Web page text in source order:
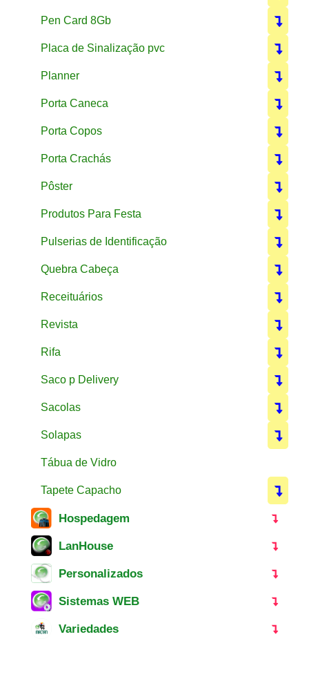
Pen Card 8Gb
Placa de Sinalização pvc
Planner
Porta Caneca
Porta Copos
Porta Crachás
Pôster
Produtos Para Festa
Pulserias de Identificação
Quebra Cabeça
Receituários
Revista
Rifa
Saco p Delivery
Sacolas
Solapas
Tábua de Vidro
Tapete Capacho
Hospedagem
LanHouse
Personalizados
Sistemas WEB
Variedades